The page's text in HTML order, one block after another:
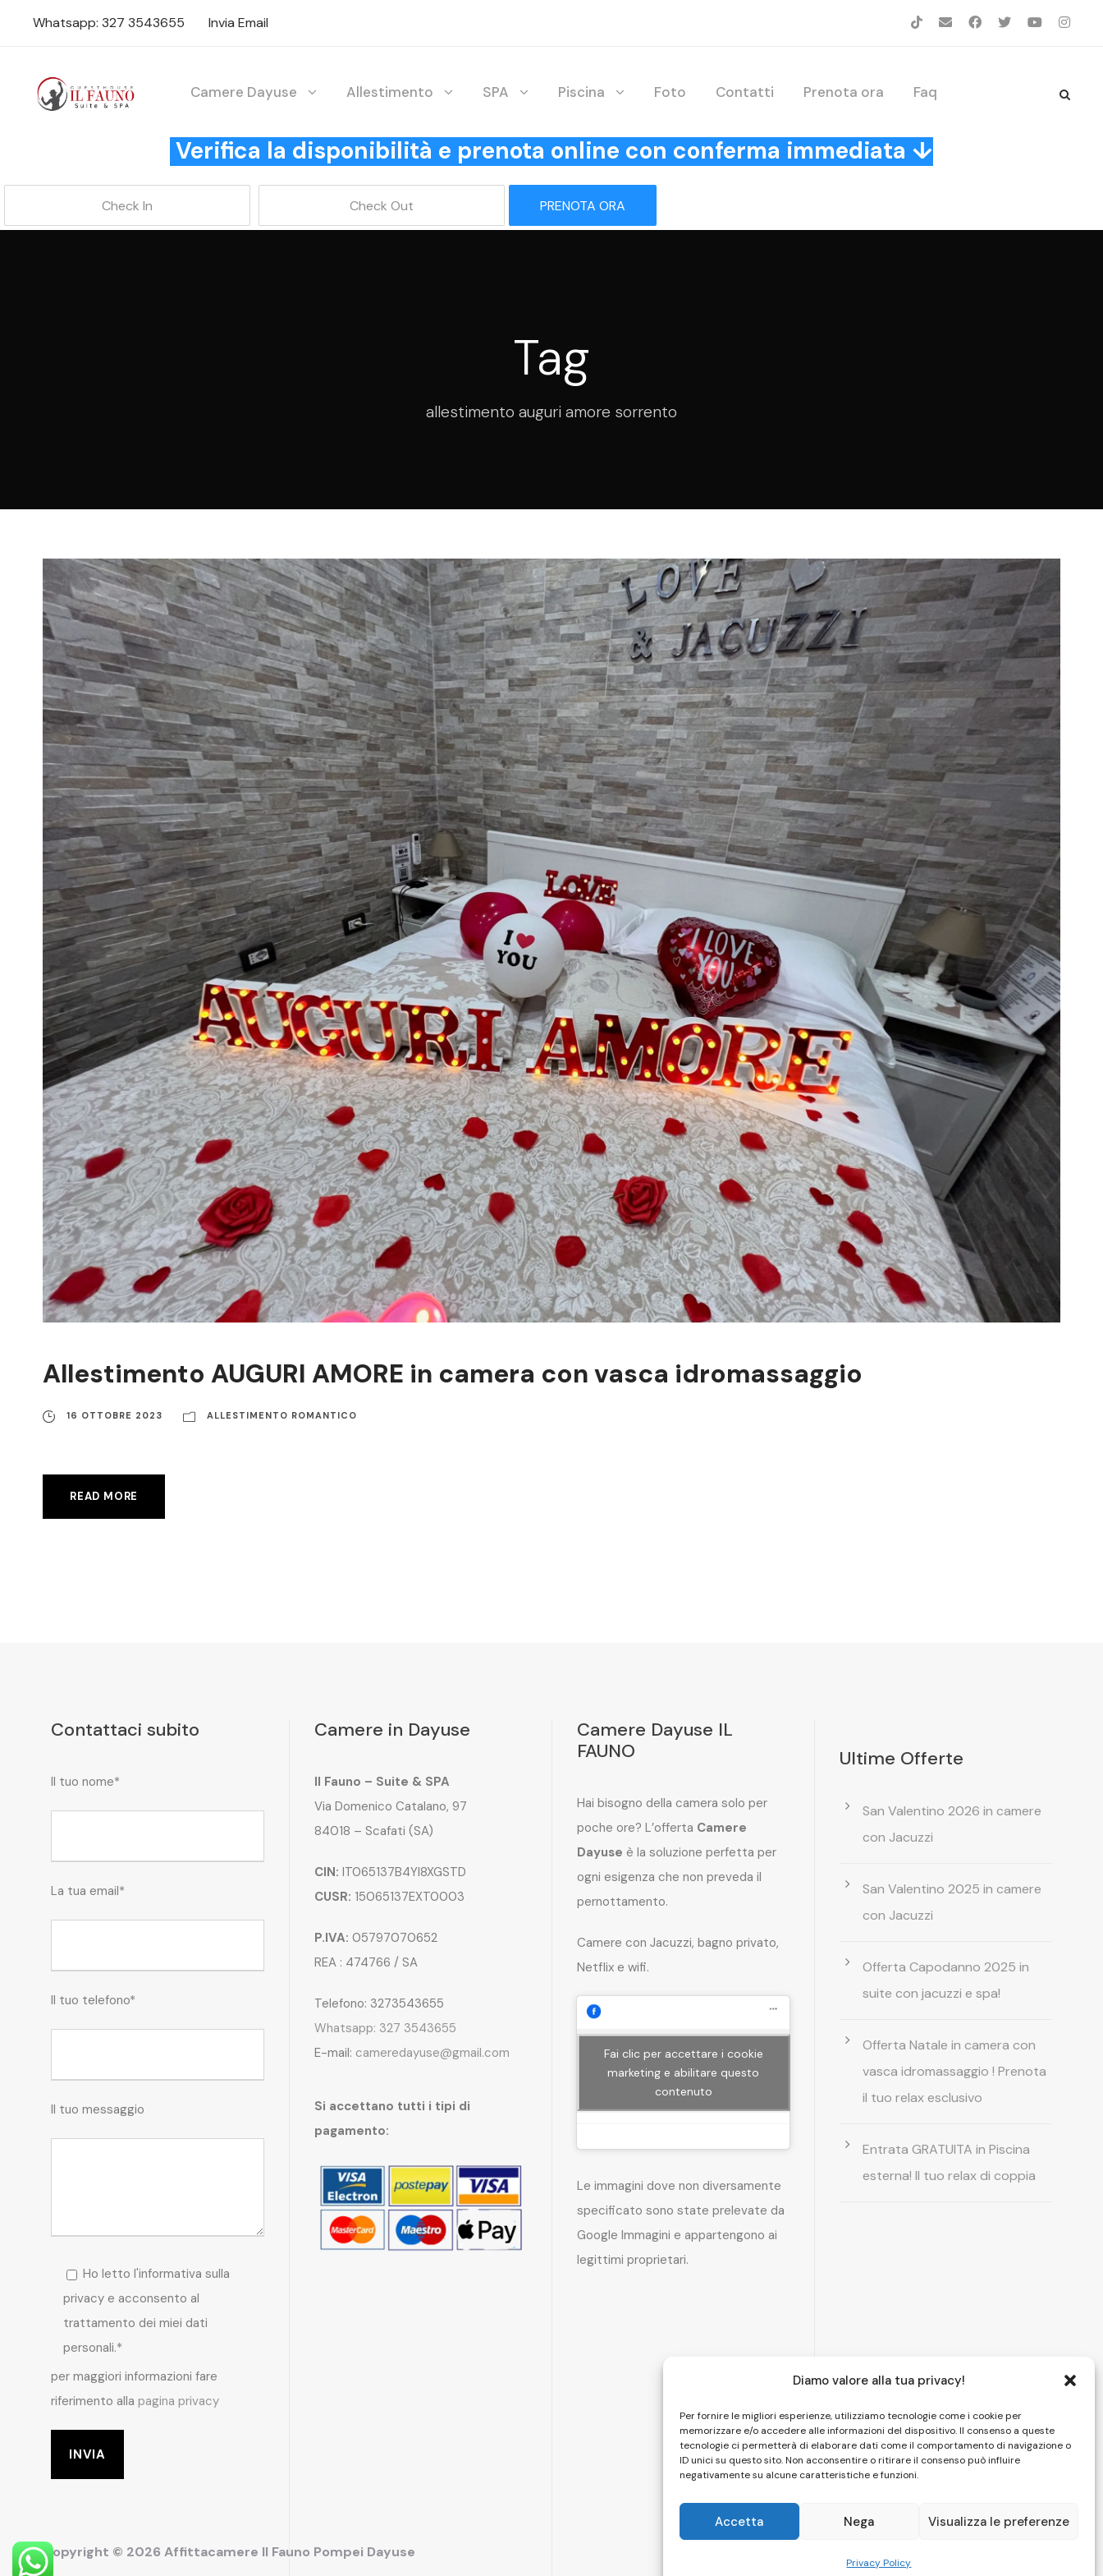
Diamo valore alla tua privacy!
Per fornire le migliori esperienze, utilizziamo tecnologie come i cookie per
memorizzare e/o accedere alle informazioni del dispositivo. Il consenso a queste
tecnologie ci permetterà di elaborare dati come il comportamento di navigazione o
ID unici su questo sito. Non acconsentire o ritirare il consenso può influire
negativamente su alcune caratteristiche e funzioni.
Accetta Nega Visualizza le preferenze
Privacy Policy
Whatsapp: 327 3543655 Invia Email
Camere Dayuse Allestimento SPA Piscina Foto Contatti Prenota ora Faq
Verifica la disponibilità e prenota online con conferma immediata ↓
PRENOTA ORA
Tag
allestimento auguri amore sorrento
Allestimento AUGURI AMORE in camera con vasca idromassaggio
16 OTTOBRE 2023 ALLESTIMENTO ROMANTICO
READ MORE
Contattaci subito
Il tuo nome*
La tua email*
Il tuo telefono*
Il tuo messaggio
Ho letto l'informativa sulla
privacy e acconsento al
trattamento dei miei dati
personali.*
per maggiori informazioni fare
riferimento alla pagina privacy
Camere in Dayuse
Il Fauno – Suite & SPA
Via Domenico Catalano, 97
84018 – Scafati (SA)
CIN: IT065137B4YI8XGSTD
CUSR: 15065137EXT0003
P.IVA: 05797070652
REA : 474766 / SA
Telefono: 3273543655
Whatsapp: 327 3543655
E-mail: cameredayuse@gmail.com
Si accettano tutti i tipi di
pagamento:
Camere Dayuse IL
FAUNO
Hai bisogno della camera solo per
poche ore? L’offerta Camere
Dayuse è la soluzione perfetta per
ogni esigenza che non preveda il
pernottamento.
Camere con Jacuzzi, bagno privato,
Netflix e wifi.
Fai clic per accettare i cookie
marketing e abilitare questo
contenuto
Le immagini dove non diversamente
specificato sono state prelevate da
Google Immagini e appartengono ai
legittimi proprietari.
Ultime Offerte
San Valentino 2026 in camere
con Jacuzzi
San Valentino 2025 in camere
con Jacuzzi
Offerta Capodanno 2025 in
suite con jacuzzi e spa!
Offerta Natale in camera con
vasca idromassaggio ! Prenota
il tuo relax esclusivo
Entrata GRATUITA in Piscina
esterna! Il tuo relax di coppia
Copyright © 2026 Affittacamere Il Fauno Pompei Dayuse